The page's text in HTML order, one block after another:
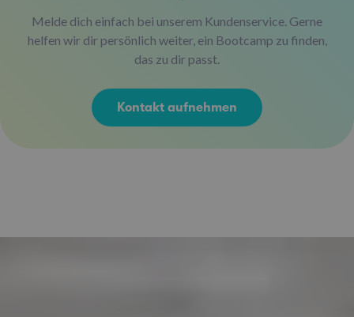
Melde dich einfach bei unserem Kundenservice. Gerne
helfen wir dir persönlich weiter, ein Bootcamp zu finden,
das zu dir passt.
Kontakt aufnehmen